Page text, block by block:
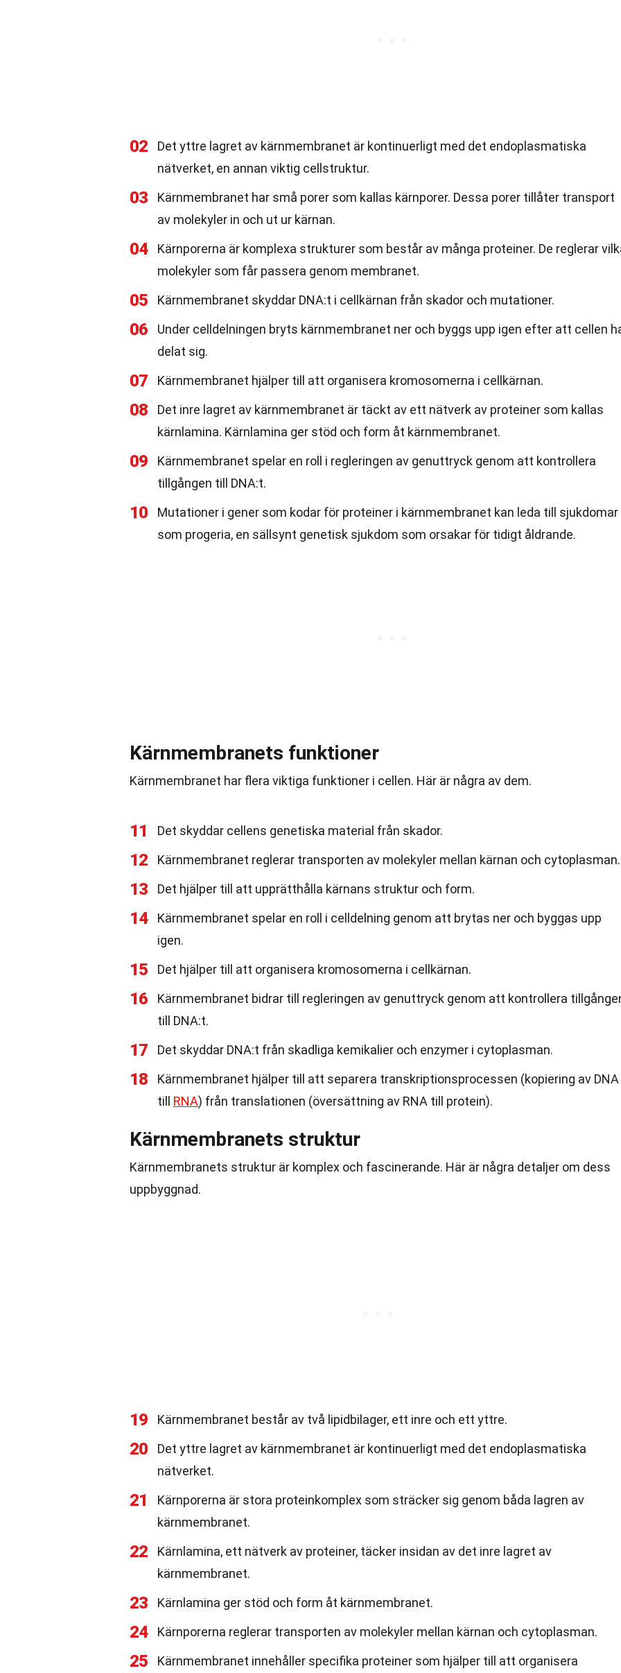
02
Det yttre lagret av kärnmembranet är kontinuerligt med det endoplasmatiska
nätverket, en annan viktig cellstruktur.
03
Kärnmembranet har små porer som kallas kärnporer. Dessa porer tillåter transport
av molekyler in och ut ur kärnan.
04
Kärnporerna är komplexa strukturer som består av många proteiner. De reglerar
molekyler som får passera genom membranet.
05 Kärnmembranet skyddar DNA:t i cellkärnan från skador och mutationer.
06
Under celldelningen bryts kärnmembranet ner och byggs upp igen efter att cellen
delat sig.
07 Kärnmembranet hjälper till att organisera kromosomerna i cellkärnan.
08
Det inre lagret av kärnmembranet är täckt av ett nätverk av proteiner som kallas
kärnlamina. Kärnlamina ger stöd och form åt kärnmembranet.
09
Kärnmembranet spelar en roll i regleringen av genuttryck genom att kontrollera
tillgången till DNA:t.
10
Mutationer i gener som kodar för proteiner i kärnmembranet kan leda till sjukdomar
som progeria, en sällsynt genetisk sjukdom som orsakar för tidigt åldrande.
Kärnmembranets funktioner
Kärnmembranet har flera viktiga funktioner i cellen. Här är några av dem.
11 Det skyddar cellens genetiska material från skador.
12 Kärnmembranet reglerar transporten av molekyler mellan kärnan och cytoplasman.
13 Det hjälper till att upprätthålla kärnans struktur och form.
14
Kärnmembranet spelar en roll i celldelning genom att brytas ner och byggas upp
igen.
15 Det hjälper till att organisera kromosomerna i cellkärnan.
16
Kärnmembranet bidrar till regleringen av genuttryck genom att kontrollera
till DNA:t.
17 Det skyddar DNA:t från skadliga kemikalier och enzymer i cytoplasman.
18
Kärnmembranet hjälper till att separera transkriptionsprocessen (kopiering av DNA
till RNA) från translationen (översättning av RNA till protein).
Kärnmembranets struktur
Kärnmembranets struktur är komplex och fascinerande. Här är några detaljer om dess
uppbyggnad.
19 Kärnmembranet består av två lipidbilager, ett inre och ett yttre.
20
Det yttre lagret av kärnmembranet är kontinuerligt med det endoplasmatiska
nätverket.
21
Kärnporerna är stora proteinkomplex som sträcker sig genom båda lagren av
kärnmembranet.
22
Kärnlamina, ett nätverk av proteiner, täcker insidan av det inre lagret av
kärnmembranet.
23 Kärnlamina ger stöd och form åt kärnmembranet.
24 Kärnporerna reglerar transporten av molekyler mellan kärnan och cytoplasman.
25 Kärnmembranet innehåller specifika proteiner som hjälper till att organisera